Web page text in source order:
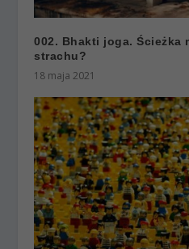
002. Bhakti joga. Ścieżka
strachu?
18 maja 2021